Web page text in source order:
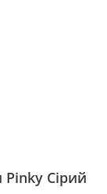
Pinky Сірий